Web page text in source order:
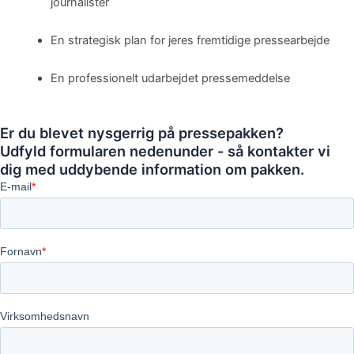
En strategisk plan for jeres fremtidige pressearbejde
En professionelt udarbejdet pressemeddelse
Er du blevet nysgerrig på pressepakken?
Udfyld formularen nedenunder - så kontakter vi
dig med uddybende information om pakken.